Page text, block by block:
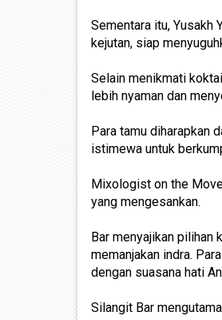
Sementara itu, Yusakh
kejutan, siap
Selain menikmati
lebih nyaman dan
Para tamu diharapkan
istimewa untuk
Mixologist on the
yang mengesankan.
Bar menyajikan pilihan
memanjakan indra.
dengan suasana hati
Silangit Bar